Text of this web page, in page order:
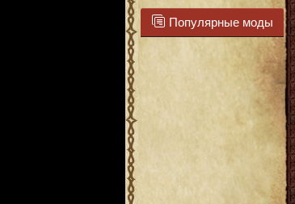
Популярные моды